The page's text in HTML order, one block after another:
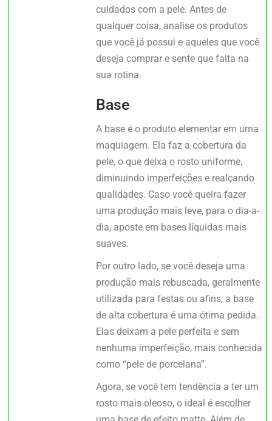
cuidados com a pele. Antes de
qualquer coisa, analise os produtos
que você já possui e aqueles que você
deseja comprar e sente que falta na
sua rotina.
Base
A base é o produto elementar em uma
maquiagem. Ela faz a cobertura da
pele, o que deixa o rosto uniforme,
diminuindo imperfeições e realçando
qualidades. Caso você queira fazer
uma produção mais leve, para o dia-a-
dia, aposte em bases líquidas mais
suaves.
Por outro lado, se você deseja uma
produção mais rebuscada, geralmente
utilizada para festas ou afins, a base
de alta cobertura é uma ótima pedida.
Elas deixam a pele perfeita e sem
nenhuma imperfeição, mais conhecida
como “pele de porcelana”.
Agora, se você tem tendência a ter um
rosto mais oleoso, o ideal é escolher